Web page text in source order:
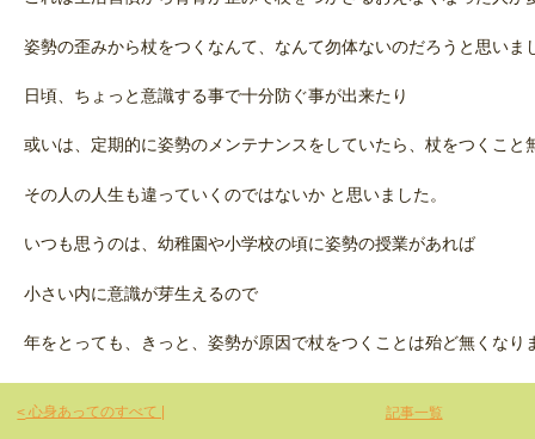
姿勢の歪みから杖をつくなんて、なんて勿体ないのだろうと思いま
日頃、ちょっと意識する事で十分防ぐ事が出来たり
或いは、定期的に姿勢のメンテナンスをしていたら、杖をつくこと
その人の人生も違っていくのではないか と思いました。
いつも思うのは、幼稚園や小学校の頃に姿勢の授業があれば
小さい内に意識が芽生えるので
年をとっても、きっと、姿勢が原因で杖をつくことは殆ど無くなり
< 心身あってのすべて | 記事一覧